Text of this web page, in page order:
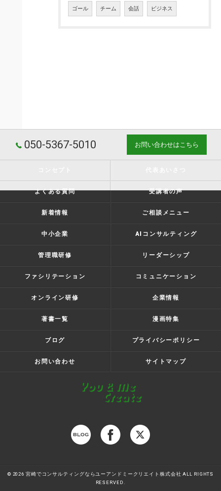
ゴール チーム 会話 ビジネス
050-5367-5010 お問い合わせはこちら
よくある質問 受講者の声
新着情報 ご相談メニュー
中小企業 AIコンサルティング
管理職研修 リーダーシップ
ファシリテーション コミュニケーション
オンライン研修 企業情報
著書一覧 漫画特集
ブログ プライバシーポリシー
お問い合わせ サイトマップ
© 2026 宮崎でコンサルティングならユーアンドミークリエイト株式会社 ALL RIGHTS
RESERVED.